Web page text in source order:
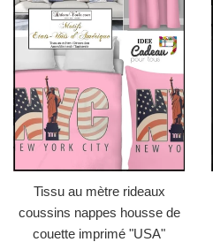
Tissu au mètre rideaux
coussins nappes housse de
couette imprimé "USA"